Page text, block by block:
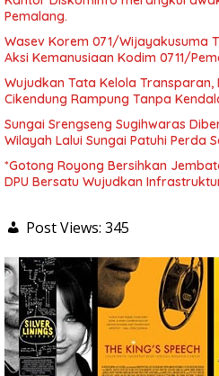
Pemalang.
Wasev Korem 071/Wijayakusuma
Aksi Kemanusiaan Kodim 0711/
Wujudkan Tata Kelola Transparan,
Cikendung Rampung Tanpa
Sungai Srengseng Sugihwaras
Wilayah Lalui Sungai Patuhi Perda
*Gotong Royong Bersihkan
DPU Bersatu Wujudkan
Post Views: 345